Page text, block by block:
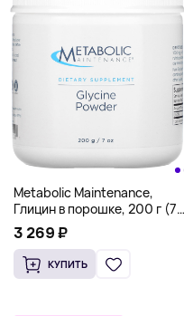
Metabolic Maintenance,
Глицин в порошке, 200 г (7
унций)
3 269 ₽
КУПИТЬ